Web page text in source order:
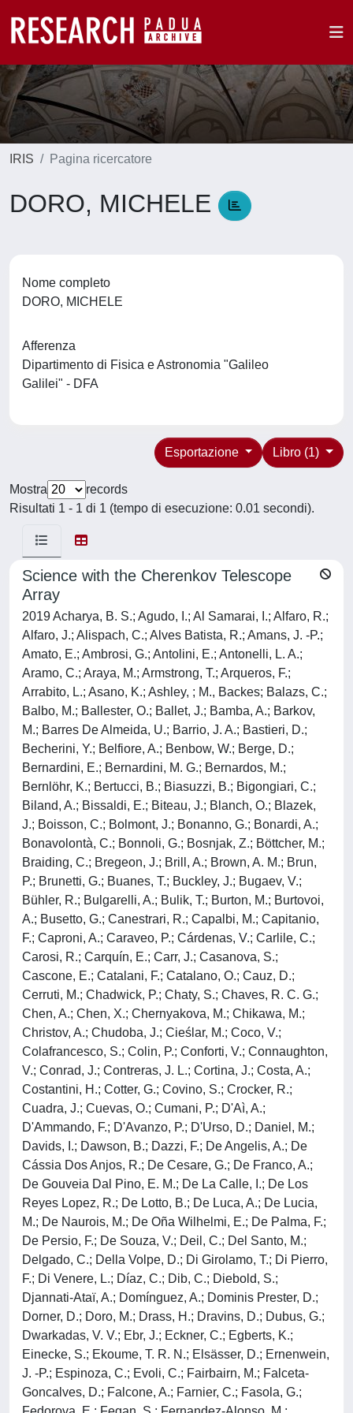
IRIS Pagina ricercatore
DORO, MICHELE
Nome completo
DORO, MICHELE
Afferenza
Dipartimento di Fisica e Astronomia "Galileo
Galilei" - DFA
Libro (1)
Esportazione
Mostra
records
Risultati 1 - 1 di 1 (tempo di esecuzione: 0.01 secondi).
Science with the Cherenkov Telescope
Array
2019 Acharya, B. S.; Agudo, I.; Al Samarai, I.; Alfaro, R.;
Alfaro, J.; Alispach, C.; Alves Batista, R.; Amans, J. -P.;
Amato, E.; Ambrosi, G.; Antolini, E.; Antonelli, L. A.;
Aramo, C.; Araya, M.; Armstrong, T.; Arqueros, F.;
Arrabito, L.; Asano, K.; Ashley, ; M., Backes; Balazs, C.;
Balbo, M.; Ballester, O.; Ballet, J.; Bamba, A.; Barkov,
M.; Barres De Almeida, U.; Barrio, J. A.; Bastieri, D.;
Becherini, Y.; Belfiore, A.; Benbow, W.; Berge, D.;
Bernardini, E.; Bernardini, M. G.; Bernardos, M.;
Bernlöhr, K.; Bertucci, B.; Biasuzzi, B.; Bigongiari, C.;
Biland, A.; Bissaldi, E.; Biteau, J.; Blanch, O.; Blazek,
J.; Boisson, C.; Bolmont, J.; Bonanno, G.; Bonardi, A.;
Bonavolontà, C.; Bonnoli, G.; Bosnjak, Z.; Böttcher, M.;
Braiding, C.; Bregeon, J.; Brill, A.; Brown, A. M.; Brun,
P.; Brunetti, G.; Buanes, T.; Buckley, J.; Bugaev, V.;
Bühler, R.; Bulgarelli, A.; Bulik, T.; Burton, M.; Burtovoi,
A.; Busetto, G.; Canestrari, R.; Capalbi, M.; Capitanio,
F.; Caproni, A.; Caraveo, P.; Cárdenas, V.; Carlile, C.;
Carosi, R.; Carquín, E.; Carr, J.; Casanova, S.;
Cascone, E.; Catalani, F.; Catalano, O.; Cauz, D.;
Cerruti, M.; Chadwick, P.; Chaty, S.; Chaves, R. C. G.;
Chen, A.; Chen, X.; Chernyakova, M.; Chikawa, M.;
Christov, A.; Chudoba, J.; Cieślar, M.; Coco, V.;
Colafrancesco, S.; Colin, P.; Conforti, V.; Connaughton,
V.; Conrad, J.; Contreras, J. L.; Cortina, J.; Costa, A.;
Costantini, H.; Cotter, G.; Covino, S.; Crocker, R.;
Cuadra, J.; Cuevas, O.; Cumani, P.; D'Aì, A.;
D'Ammando, F.; D'Avanzo, P.; D'Urso, D.; Daniel, M.;
Davids, I.; Dawson, B.; Dazzi, F.; De Angelis, A.; De
Cássia Dos Anjos, R.; De Cesare, G.; De Franco, A.;
De Gouveia Dal Pino, E. M.; De La Calle, I.; De Los
Reyes Lopez, R.; De Lotto, B.; De Luca, A.; De Lucia,
M.; De Naurois, M.; De Oña Wilhelmi, E.; De Palma, F.;
De Persio, F.; De Souza, V.; Deil, C.; Del Santo, M.;
Delgado, C.; Della Volpe, D.; Di Girolamo, T.; Di Pierro,
F.; Di Venere, L.; Díaz, C.; Dib, C.; Diebold, S.;
Djannati-Ataï, A.; Domínguez, A.; Dominis Prester, D.;
Dorner, D.; Doro, M.; Drass, H.; Dravins, D.; Dubus, G.;
Dwarkadas, V. V.; Ebr, J.; Eckner, C.; Egberts, K.;
Einecke, S.; Ekoume, T. R. N.; Elsässer, D.; Ernenwein,
J. -P.; Espinoza, C.; Evoli, C.; Fairbairn, M.; Falceta-
Goncalves, D.; Falcone, A.; Farnier, C.; Fasola, G.;